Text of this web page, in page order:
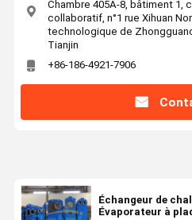
Chambre 405A-8, bâtiment
collaboratif, n°1 rue Xihuan
technologique de
Tianjin
+86-186-4921-7906
Échangeur de
Évaporateur à